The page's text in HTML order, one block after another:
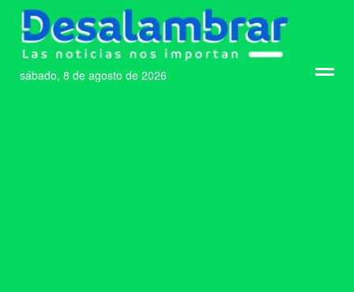
sábado, 8 de agosto de 2026